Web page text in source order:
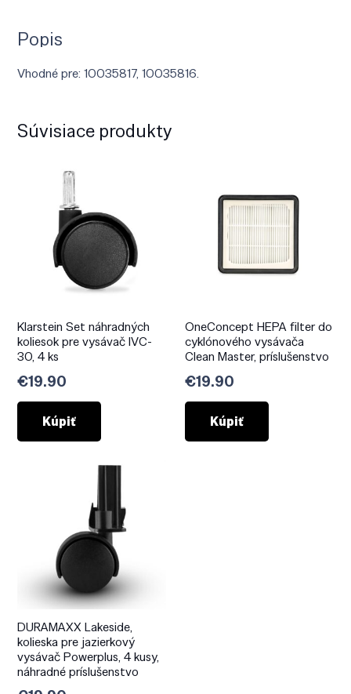
Popis
Vhodné pre: 10035817, 10035816.
Súvisiace produkty
Klarstein Set náhradných
koliesok pre vysávač IVC-
30, 4 ks
€19.90
Kúpiť
OneConcept HEPA filter do
cyklónového vysávača
Clean Master, príslušenstvo
€19.90
Kúpiť
DURAMAXX Lakeside,
kolieska pre jazierkový
vysávač Powerplus, 4 kusy,
náhradné príslušenstvo